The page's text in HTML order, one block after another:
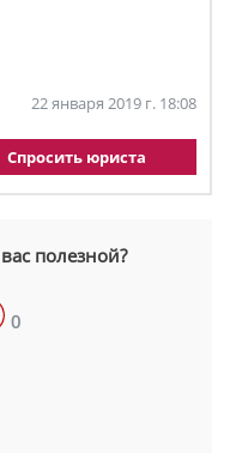
22 января 2019 г. 18:08
Спросить юриста
полезной?
0